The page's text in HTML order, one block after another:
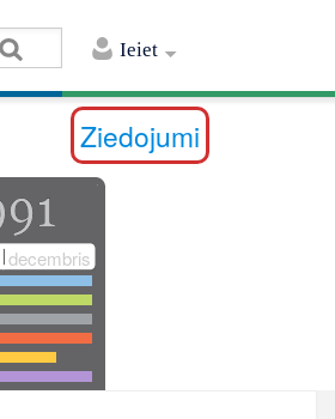
Ieiet
Ziedojumi
decembris